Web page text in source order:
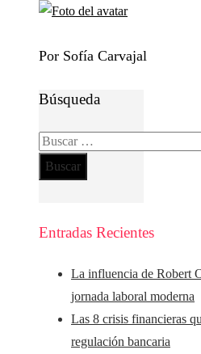
Por Sofía Carvajal
Búsqueda
Buscar:
Entradas Recientes
La influencia de Robert
jornada laboral moderna
Las 8 crisis financieras
regulación bancaria